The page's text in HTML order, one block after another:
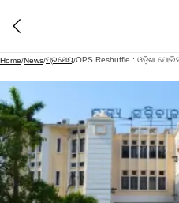
Home/News/ପ୍ରମେୟ/